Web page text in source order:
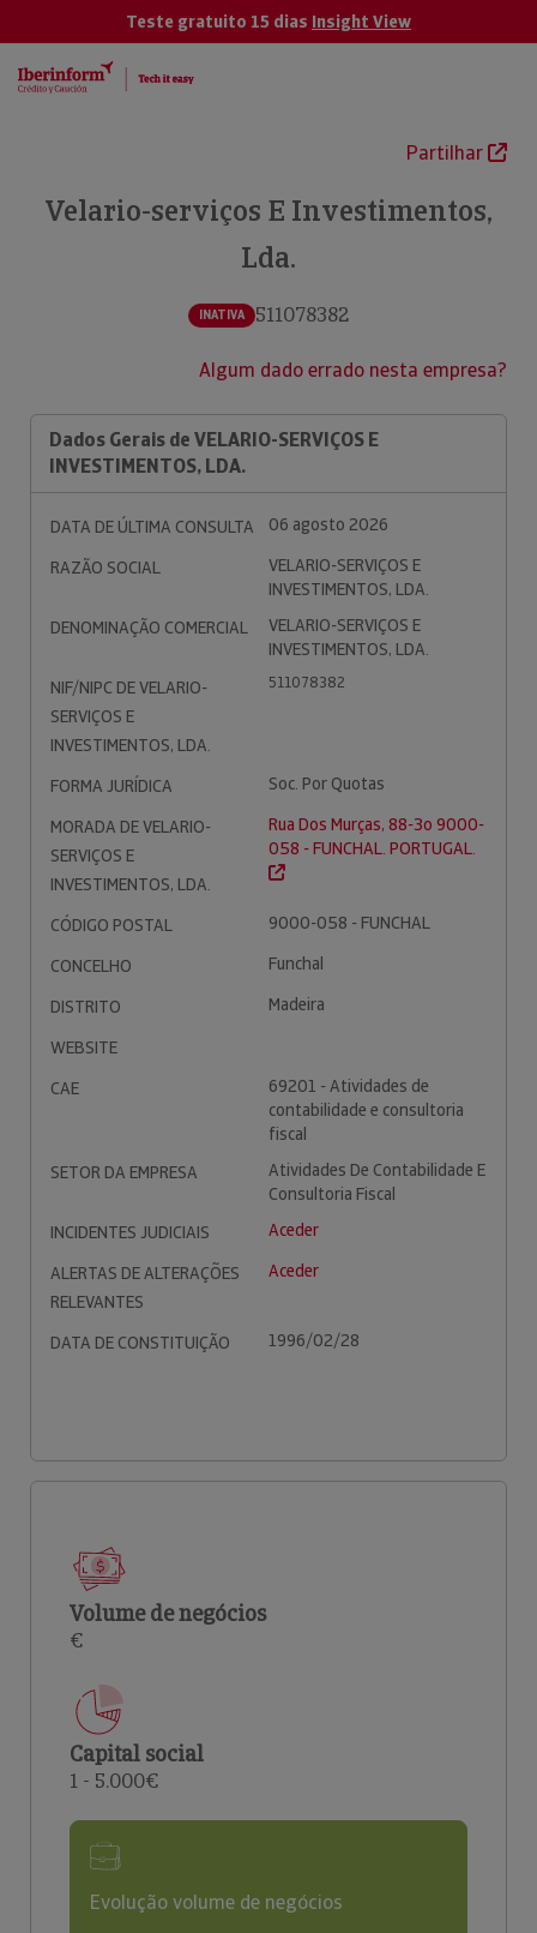
Teste gratuito 15 dias Insight View
Partilhar
Velario-serviços E Investimentos,
Lda.
INATIVA 511078382
Algum dado errado nesta empresa?
Dados Gerais de VELARIO-SERVIÇOS E
INVESTIMENTOS, LDA.
DATA DE ÚLTIMA CONSULTA
06 agosto 2026
RAZÃO SOCIAL
VELARIO-SERVIÇOS E
INVESTIMENTOS, LDA.
DENOMINAÇÃO COMERCIAL
VELARIO-SERVIÇOS E
INVESTIMENTOS, LDA.
NIF/NIPC DE VELARIO-
SERVIÇOS E
INVESTIMENTOS, LDA.
511078382
FORMA JURÍDICA
Soc. Por Quotas
MORADA DE VELARIO-
SERVIÇOS E
INVESTIMENTOS, LDA.
Rua Dos Murças, 88-3o 9000-
058 - FUNCHAL. PORTUGAL.
CÓDIGO POSTAL
9000-058 - FUNCHAL
CONCELHO
Funchal
DISTRITO
Madeira
WEBSITE
CAE
69201 - Atividades de
contabilidade e consultoria
fiscal
SETOR DA EMPRESA
Atividades De Contabilidade E
Consultoria Fiscal
INCIDENTES JUDICIAIS
Aceder
ALERTAS DE ALTERAÇÕES
RELEVANTES
Aceder
DATA DE CONSTITUIÇÃO 1996/02/28
Volume de negócios
€
Capital social
1 - 5.000€
Evolução volume de negócios